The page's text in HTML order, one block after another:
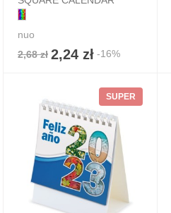
nuo
2,68 zł 2,24 zł -16%
SUPER